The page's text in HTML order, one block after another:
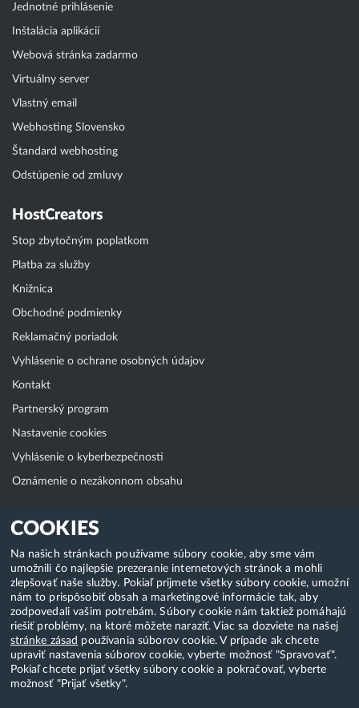
COOKIES
Na našich stránkach používame súbory cookie, aby sme vám
umožnili čo najlepšie prezeranie internetových stránok a mohli
zlepšovať naše služby. Pokiaľ prijmete všetky súbory cookie, umožní
nám to prispôsobiť obsah a marketingové informácie tak, aby
zodpovedali vašim potrebám. Súbory cookie nám taktiež pomáhajú
riešiť problémy, na ktoré môžete naraziť. Viac sa dozviete na našej
stránke zásad používania súborov cookie. V prípade ak chcete
upraviť nastavenia súborov cookie, vyberte možnosť "Spravovať".
Pokiaľ chcete prijať všetky súbory cookie a pokračovať, vyberte
možnosť "Prijať všetky".
Jednotné prihlásenie
Inštalácia aplikácií
Webová stránka zadarmo
Virtuálny server
Vlastný email
Webhosting Slovensko
Štandard webhosting
Odstúpenie od zmluvy
HostCreators
Stop zbytočným poplatkom
Platba za služby
Knižnica
Obchodné podmienky
Reklamačný poriadok
Vyhlásenie o ochrane osobných údajov
Kontakt
Partnerský program
Nastavenie cookies
Vyhlásenie o kyberbezpečnosti
Oznámenie o nezákonnom obsahu
Klientská zóna
WebAdmin
WebMail
Zmena hesla (E-mail, FTP, SSH)
Webhosting
Domény